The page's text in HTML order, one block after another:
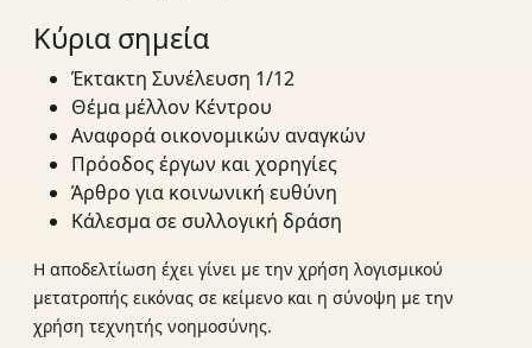
Κύρια σημεία
Έκτακτη Συνέλευση 1/12
Θέμα μέλλον Κέντρου
Αναφορά οικονομικών αναγκών
Πρόοδος έργων και χορηγίες
Άρθρο για κοινωνική ευθύνη
Κάλεσμα σε συλλογική δράση
Η αποδελτίωση έχει γίνει με την χρήση λογισμικού
μετατροπής εικόνας σε κείμενο και η σύνοψη με την
χρήση τεχνητής νοημοσύνης.